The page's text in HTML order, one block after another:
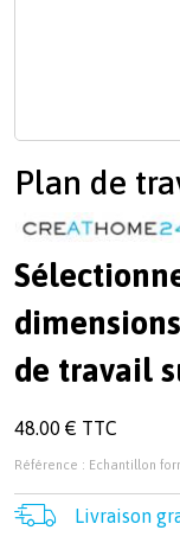
Plan de
de travail
48.00 € TTC
Référence : Echantillon
Livraison